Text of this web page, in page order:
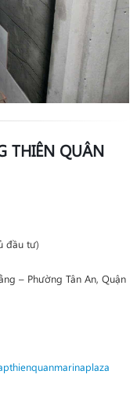
THIÊN QUÂN
đầu tư)
– Phường Tân An, Quận